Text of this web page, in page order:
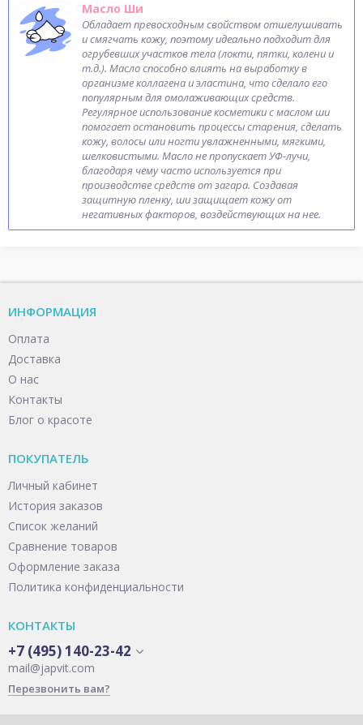
Масло Ши
Обладает превосходным свойством отшелушивать
и смягчать кожу, поэтому идеально подходит для
огрубевших участков тела (локти, пятки, колени и
т.д.). Масло способно влиять на выработку в
организме коллагена и эластина, что сделало его
популярным для омолаживающих средств.
Регулярное использование косметики с маслом ши
помогает остановить процессы старения, сделать
кожу, волосы или ногти увлажненными, мягкими,
шелковистыми. Масло не пропускает УФ-лучи,
благодаря чему часто используется при
производстве средств от загара. Создавая
защитную пленку, ши защищает кожу от
негативных факторов, воздействующих на нее.
ИНФОРМАЦИЯ
Оплата
Доставка
О нас
Контакты
Блог о красоте
ПОКУПАТЕЛЬ
Личный кабинет
История заказов
Список желаний
Сравнение товаров
Оформление заказа
Политика конфиденциальности
КОНТАКТЫ
+7 (495) 140-23-42
mail@japvit.com
Перезвонить вам?